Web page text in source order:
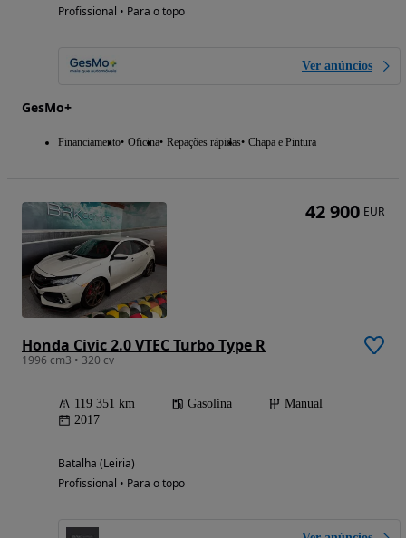
Profissional • Para o topo
Ver anúncios
GesMo+
Financiamento Oficina Repações rápidas Chapa e Pintura
Honda Civic 2.0 VTEC Turbo Type R
1996 cm3 • 320 cv
119 351 km Gasolina
Manual
2017
Batalha (Leiria)
Profissional • Para o topo
42 900 EUR